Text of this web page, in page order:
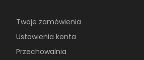
Twoje zamówienia
Ustawienia konta
Przechowalnia